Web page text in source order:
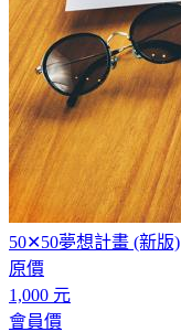
50✕50夢想計畫 (新版)
原價
1,000
會員價